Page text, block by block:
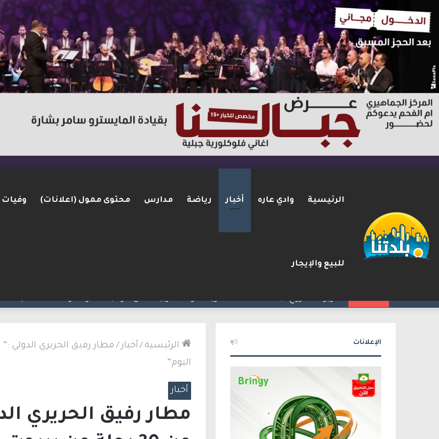
الرئيسية وادي عاره أخبار رياضة مدارس محتوى ممول (اعلانات) وفيات
للبيع والإيجار
الرئيسية / أخبار /
اليوم”
أخبار
مطار رفيق الحريري
الإعلانات